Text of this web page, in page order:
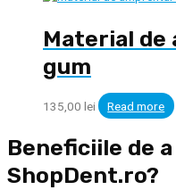
Material de
gum
135,00 lei Read more
Beneficiile de
ShopDent.ro?